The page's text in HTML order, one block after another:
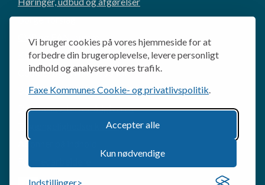
Vi bruger cookies på vores hjemmeside for at
forbedre din brugeroplevelse, levere personligt
indhold og analysere vores trafik.
Faxe Kommunes Cookie- og privatlivspolitik.
Accepter alle
Kun nødvendige
Indstillinger
Borgerforslag
CVR og EAN-numre
Kommunikation og presse
Cookie- og privatlivspolitik
Behandling af personoplysninger
Databeskyttelsesrådgiveren
Tilgængelighedserklæring
Abonner på indhold